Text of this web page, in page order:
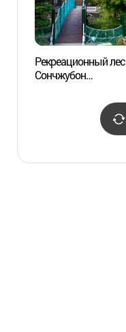
Рекреационный лес
Сончжубон